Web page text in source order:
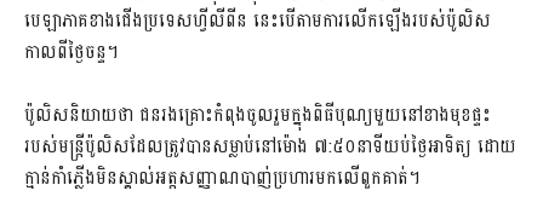
បេឡាភាគខាងជើងប្រទេសហ្វីលីពីន នេះបើតាមការលើកឡើងរបស់ប៉ូលិស
កាលពីថ្ងៃចន្ទ។
ប៉ូលិសនិយាយថា ជនរងគ្រោះកំពុងចូលរួមក្នុងពិធីបុណ្យមួយនៅខាងមុខផ្ទះ
របស់មន្ត្រីប៉ូលិសដែលត្រូវបានសម្លាប់នៅម៉ោង ៧:៥០នាទីយប់ថ្ងៃអាទិត្យ ដោយ
ក្មាន់កាំភ្លើងមិនស្គាល់អត្តសញ្ញាណបាញ់ប្រហារមកលើពួកគាត់។